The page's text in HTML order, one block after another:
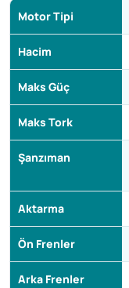
Motor Tipi
Hacim
Maks Güç
Maks Tork
Şanzıman
Aktarma
Ön Frenler
Arka Frenler